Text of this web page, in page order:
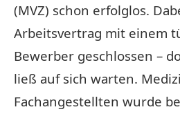
(MVZ) schon erfolglos.
Arbeitsvertrag mit einem
Bewerber geschlossen –
ließ auf sich warten.
Fachangestellten wurde